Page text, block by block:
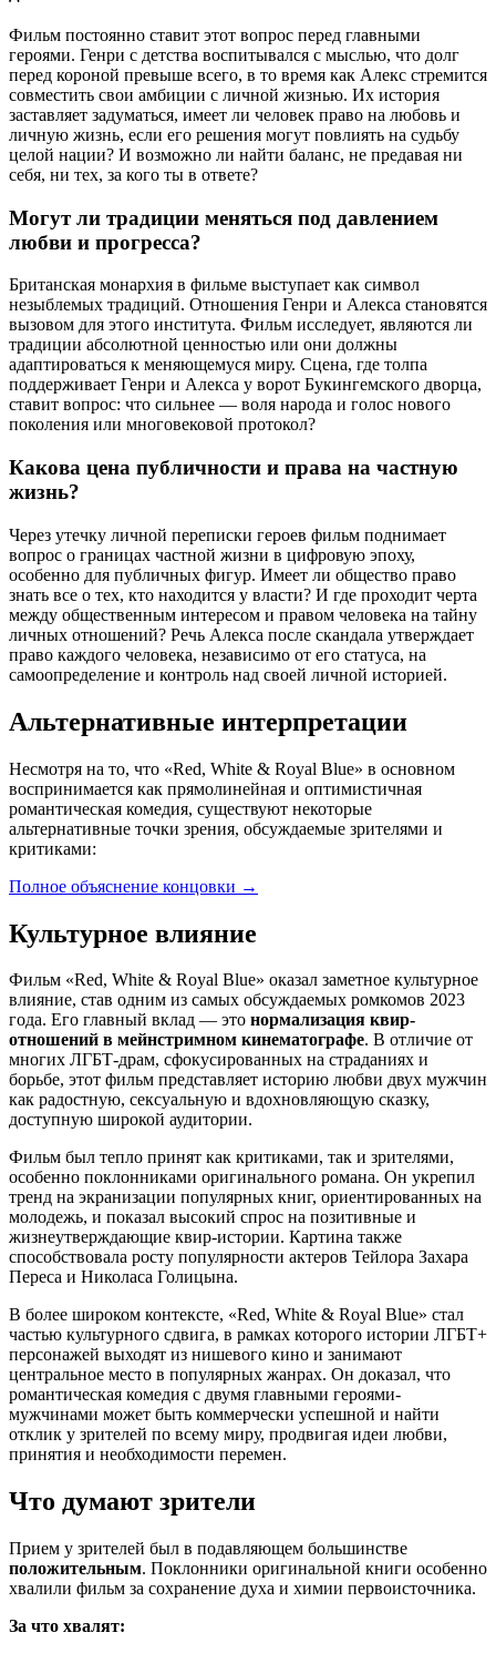
Фильм постоянно ставит этот вопрос перед главными
героями. Генри с детства воспитывался с мыслью, что долг
перед короной превыше всего, в то время как Алекс стремится
совместить свои амбиции с личной жизнью. Их история
заставляет задуматься, имеет ли человек право на любовь и
личную жизнь, если его решения могут повлиять на судьбу
целой нации? И возможно ли найти баланс, не предавая ни
себя, ни тех, за кого ты в ответе?
Могут ли традиции меняться под давлением
любви и прогресса?
Британская монархия в фильме выступает как символ
незыблемых традиций. Отношения Генри и Алекса становятся
вызовом для этого института. Фильм исследует, являются ли
традиции абсолютной ценностью или они должны
адаптироваться к меняющемуся миру. Сцена, где толпа
поддерживает Генри и Алекса у ворот Букингемского дворца,
ставит вопрос: что сильнее — воля народа и голос нового
поколения или многовековой протокол?
Какова цена публичности и права на частную
жизнь?
Через утечку личной переписки героев фильм поднимает
вопрос о границах частной жизни в цифровую эпоху,
особенно для публичных фигур. Имеет ли общество право
знать все о тех, кто находится у власти? И где проходит черта
между общественным интересом и правом человека на тайну
личных отношений? Речь Алекса после скандала утверждает
право каждого человека, независимо от его статуса, на
самоопределение и контроль над своей личной историей.
Альтернативные интерпретации
Несмотря на то, что «Red, White & Royal Blue» в основном
воспринимается как прямолинейная и оптимистичная
романтическая комедия, существуют некоторые
альтернативные точки зрения, обсуждаемые зрителями и
критиками:
Полное объяснение концовки →
Культурное влияние
Фильм «Red, White & Royal Blue» оказал заметное культурное
влияние, став одним из самых обсуждаемых ромкомов 2023
года. Его главный вклад — это нормализация квир-
отношений в мейнстримном кинематографе. В отличие от
многих ЛГБТ-драм, сфокусированных на страданиях и
борьбе, этот фильм представляет историю любви двух мужчин
как радостную, сексуальную и вдохновляющую сказку,
доступную широкой аудитории.
Фильм был тепло принят как критиками, так и зрителями,
особенно поклонниками оригинального романа. Он укрепил
тренд на экранизации популярных книг, ориентированных на
молодежь, и показал высокий спрос на позитивные и
жизнеутверждающие квир-истории. Картина также
способствовала росту популярности актеров Тейлора Захара
Переса и Николаса Голицына.
В более широком контексте, «Red, White & Royal Blue» стал
частью культурного сдвига, в рамках которого истории ЛГБТ+
персонажей выходят из нишевого кино и занимают
центральное место в популярных жанрах. Он доказал, что
романтическая комедия с двумя главными героями-
мужчинами может быть коммерчески успешной и найти
отклик у зрителей по всему миру, продвигая идеи любви,
принятия и необходимости перемен.
Что думают зрители
Прием у зрителей был в подавляющем большинстве
положительным. Поклонники оригинальной книги особенно
хвалили фильм за сохранение духа и химии первоисточника.
За что хвалят: